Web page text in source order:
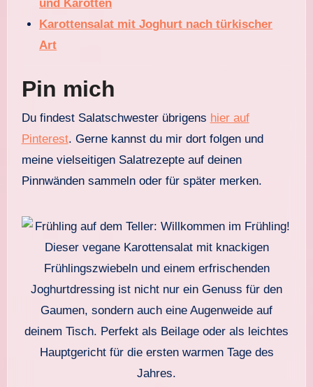
und Karotten
Karottensalat mit Joghurt nach türkischer
Art
Pin mich
Du findest Salatschwester übrigens hier auf
Pinterest. Gerne kannst du mir dort folgen und
meine vielseitigen Salatrezepte auf deinen
Pinnwänden sammeln oder für später merken.